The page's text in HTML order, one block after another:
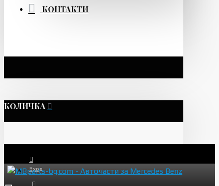
КОНТАКТИ
КОЛИЧКА
Вход